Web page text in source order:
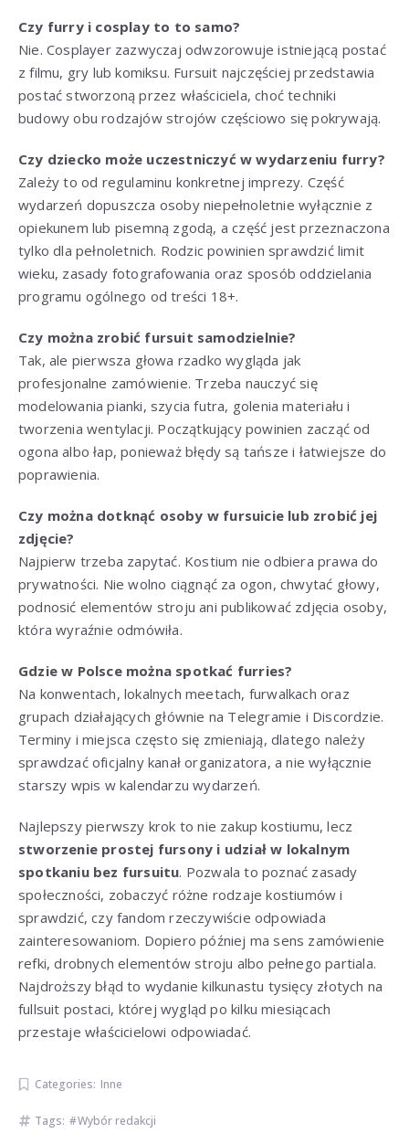
Czy furry i cosplay to to samo?
Nie. Cosplayer zazwyczaj odwzorowuje istniejącą postać
z filmu, gry lub komiksu. Fursuit najczęściej przedstawia
postać stworzoną przez właściciela, choć techniki
budowy obu rodzajów strojów częściowo się pokrywają.
Czy dziecko może uczestniczyć w wydarzeniu furry?
Zależy to od regulaminu konkretnej imprezy. Część
wydarzeń dopuszcza osoby niepełnoletnie wyłącznie z
opiekunem lub pisemną zgodą, a część jest przeznaczona
tylko dla pełnoletnich. Rodzic powinien sprawdzić limit
wieku, zasady fotografowania oraz sposób oddzielania
programu ogólnego od treści 18+.
Czy można zrobić fursuit samodzielnie?
Tak, ale pierwsza głowa rzadko wygląda jak
profesjonalne zamówienie. Trzeba nauczyć się
modelowania pianki, szycia futra, golenia materiału i
tworzenia wentylacji. Początkujący powinien zacząć od
ogona albo łap, ponieważ błędy są tańsze i łatwiejsze do
poprawienia.
Czy można dotknąć osoby w fursuicie lub zrobić jej
zdjęcie?
Najpierw trzeba zapytać. Kostium nie odbiera prawa do
prywatności. Nie wolno ciągnąć za ogon, chwytać głowy,
podnosić elementów stroju ani publikować zdjęcia osoby,
która wyraźnie odmówiła.
Gdzie w Polsce można spotkać furries?
Na konwentach, lokalnych meetach, furwalkach oraz
grupach działających głównie na Telegramie i Discordzie.
Terminy i miejsca często się zmieniają, dlatego należy
sprawdzać oficjalny kanał organizatora, a nie wyłącznie
starszy wpis w kalendarzu wydarzeń.
Najlepszy pierwszy krok to nie zakup kostiumu, lecz
stworzenie prostej fursony i udział w lokalnym
spotkaniu bez fursuitu. Pozwala to poznać zasady
społeczności, zobaczyć różne rodzaje kostiumów i
sprawdzić, czy fandom rzeczywiście odpowiada
zainteresowaniom. Dopiero później ma sens zamówienie
refki, drobnych elementów stroju albo pełnego partiala.
Najdroższy błąd to wydanie kilkunastu tysięcy złotych na
fullsuit postaci, której wygląd po kilku miesiącach
przestaje właścicielowi odpowiadać.
Categories: Inne
Tags: Wybór redakcji